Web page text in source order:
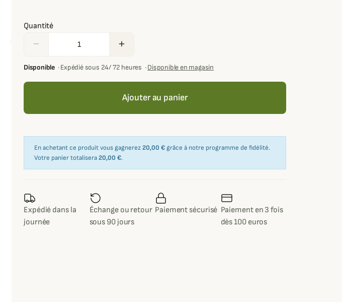
Quantité
remove add
Disponible ·Expédié sous 24/ 72 heures ·Disponible en magasin
Ajouter au panier
En achetant ce produit vous gagnerez20,00 € grâce à notre programme de fidélité.
Votre panier totalisera20,00 €.
Expédié dans la
journée
Échange ou retour
sous 90 jours
Paiement sécurisé Paiement en 3 fois
dès 100 euros